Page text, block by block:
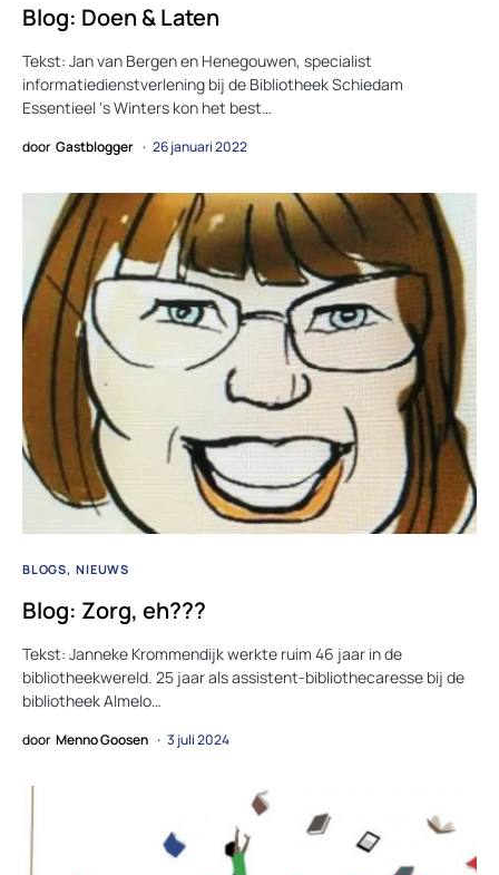
Blog: Doen & Laten
Tekst: Jan van Bergen en Henegouwen, specialist
informatiedienstverlening bij de Bibliotheek Schiedam
Essentieel ‘s Winters kon het best…
door Gastblogger 26 januari 2022
BLOGS NIEUWS
Blog: Zorg, eh???
Tekst: Janneke Krommendijk werkte ruim 46 jaar in de
bibliotheekwereld. 25 jaar als assistent-bibliothecaresse bij de
bibliotheek Almelo…
door Menno Goosen 3 juli 2024